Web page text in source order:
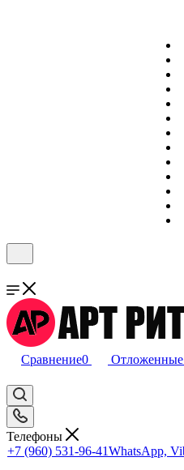
Сравнение0 Отложенные
Телефоны
+7 (960) 531-96-41WhatsApp,